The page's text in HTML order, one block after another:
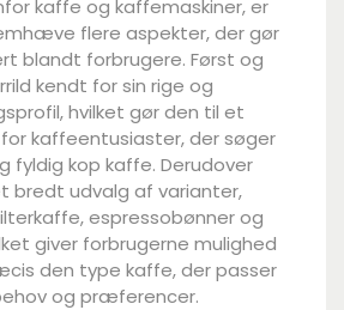
kaffe og kaffemaskiner, er
flere aspekter, der gør
blandt forbrugere. Først og
kendt for sin rige og
hvilket gør den til et
kaffeentusiaster, der søger
fyldig kop kaffe. Derudover
bredt udvalg af varianter,
espressobønner og
giver forbrugerne mulighed
den type kaffe, der passer
og præferencer.